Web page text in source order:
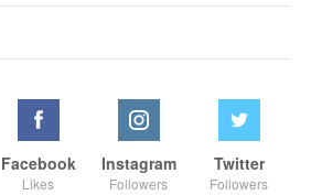
Facebook
Likes
Instagram
Followers
Twitter
Followers